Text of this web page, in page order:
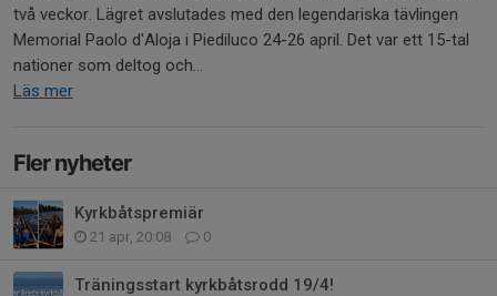
två veckor. Lägret avslutades med den legendariska tävlingen
Memorial Paolo d'Aloja i Piediluco 24-26 april. Det var ett 15-tal
nationer som deltog och...
Läs mer
Fler nyheter
Kyrkbåtspremiär
21 apr, 20:08 0
Träningsstart kyrkbåtsrodd 19/4!